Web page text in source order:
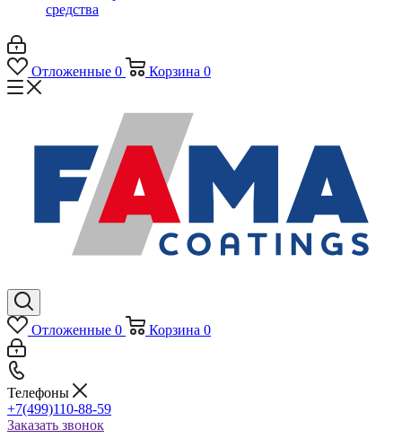
средства
Отложенные 0 Корзина 0
Отложенные 0 Корзина 0
Телефоны
+7(499)110-88-59
Заказать звонок